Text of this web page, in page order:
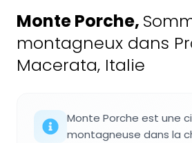
Monte Porche,
montagneux dans
Macerata, Italie
Monte Porche est une
montagneuse dans la